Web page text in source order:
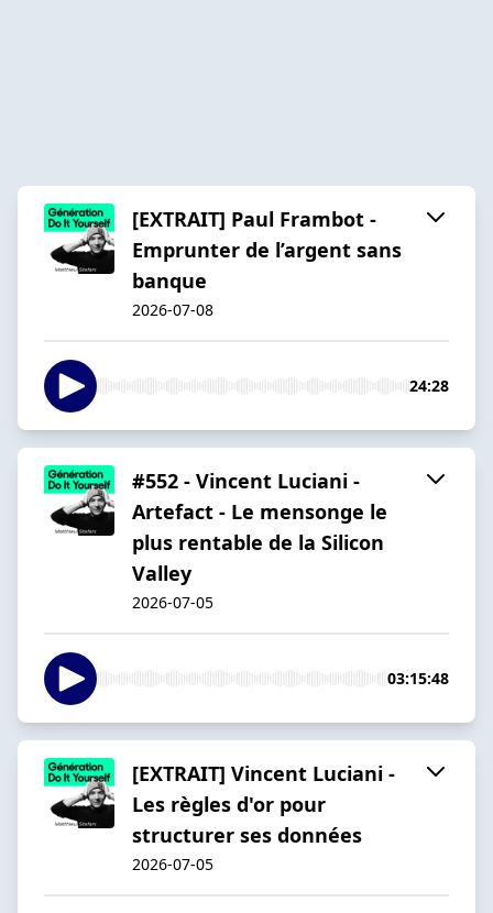
[EXTRAIT] Paul Frambot -
Emprunter de l’argent sans
banque
2026-07-08
24:28
#552 - Vincent Luciani -
Artefact - Le mensonge le
plus rentable de la Silicon
Valley
2026-07-05
03:15:48
[EXTRAIT] Vincent Luciani -
Les règles d'or pour
structurer ses données
2026-07-05